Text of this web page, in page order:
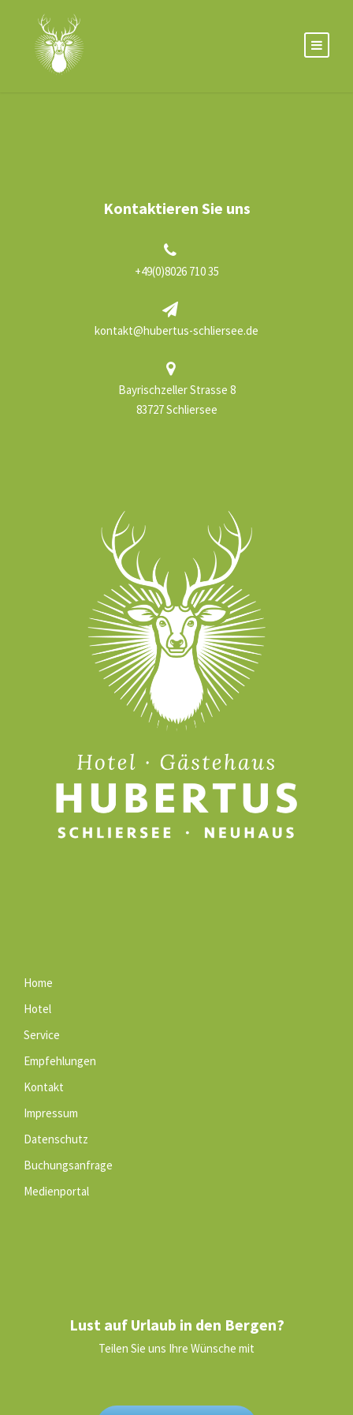
Kontaktieren Sie uns
+49(0)8026 710 35
kontakt@hubertus-schliersee.de
Bayrischzeller Strasse 8
83727 Schliersee
Home
Hotel
Service
Empfehlungen
Kontakt
Impressum
Datenschutz
Buchungsanfrage
Medienportal
Lust auf Urlaub in den Bergen?
Teilen Sie uns Ihre Wünsche mit